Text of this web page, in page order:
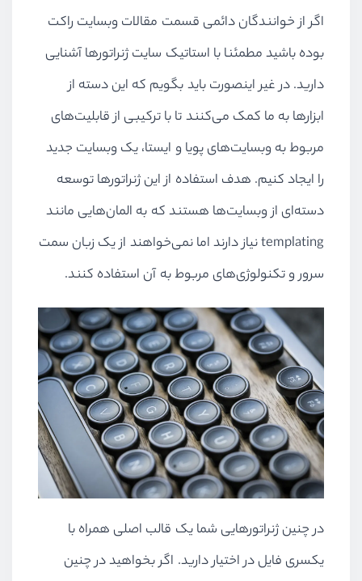
اگر از خوانندگان دائمی قسمت مقالات وبسایت راکت
بوده باشید مطمئنا با استاتیک سایت ژنراتورها آشنایی
دارید. در غیر اینصورت باید بگویم که این دسته از
ابزارها به ما کمک می‌کنند تا با ترکیبی از قابلیت‌های
مربوط به وبسایت‌های پویا و ایستا، یک وبسایت جدید
را ایجاد کنیم. هدف استفاده از این ژنراتورها توسعه
دسته‌ای از وبسایت‌ها هستند که به المان‌هایی مانند
templating نیاز دارند اما نمی‌خواهند از یک زبان سمت
سرور و تکنولوژی‌های مربوط به آن استفاده کنند.
در چنین ژنراتورهایی شما یک قالب اصلی همراه با
یکسری فایل در اختیار دارید. اگر بخواهید در چنین